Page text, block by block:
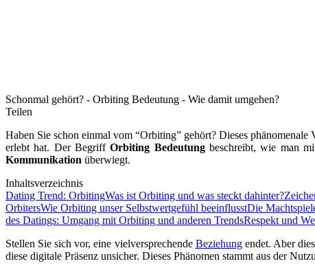
Schonmal gehört? - Orbiting Bedeutung - Wie damit umgehen?
Teilen
Haben Sie schon einmal vom “Orbiting” gehört? Dieses
erlebt hat. Der BegriffOrbiting Bedeutungbeschreibt, wie man
Kommunikation überwiegt.
Inhaltsverzeichnis
Dating Trend: OrbitingWas ist Orbiting und was steckt dahinter?
OrbitersWie Orbiting unser Selbstwertgefühl beeinflusstDie
des Datings: Umgang mit Orbiting und anderen TrendsRespekt und
Stellen Sie sich vor, eine vielversprechende Beziehungendet. Aber
diese digitale Präsenz unsicher. Dieses Phänomen stammt aus der